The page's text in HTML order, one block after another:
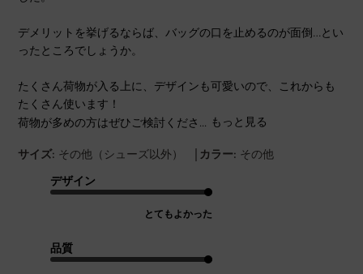
デメリットを挙げるならば、バッグの口を止めるのが面倒…とい
ったところでしょうか。
たくさん荷物が入る上に、デザインも可愛いので、これからも
たくさん使います！
荷物が多めの方はぜひご検討くださ...
もっと見る
サイズ: その他（シューズ以外） | カラー: その他
デザイン
とてもよかった
品質